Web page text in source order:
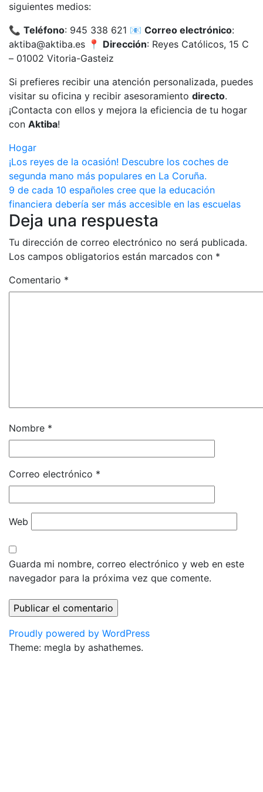
siguientes medios:
📞 Teléfono: 945 338 621 📧 Correo electrónico:
aktiba@aktiba.es 📍 Dirección: Reyes Católicos, 15 C
– 01002 Vitoria-Gasteiz
Si prefieres recibir una atención personalizada, puedes
visitar su oficina y recibir asesoramiento directo.
¡Contacta con ellos y mejora la eficiencia de tu hogar
con Aktiba!
Hogar
Navegación
de
entradas
¡Los reyes de la ocasión! Descubre los coches de
segunda mano más populares en La Coruña.
9 de cada 10 españoles cree que la educación
financiera debería ser más accesible en las escuelas
Deja una respuesta
Tu dirección de correo electrónico no será publicada.
Los campos obligatorios están marcados con *
Comentario *
Nombre *
Correo electrónico *
Web
Guarda mi nombre, correo electrónico y web en este
navegador para la próxima vez que comente.
Proudly powered by WordPress
Theme: megla by ashathemes.